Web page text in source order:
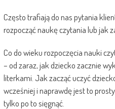
Często trafiają do nas pytania
rozpocząć naukę czytania lub jak
Co do wieku rozpoczęcia nauki
– od zaraz, jak dziecko zacznie
literkami. Jak zacząć uczyć
wcześniej i naprawdę jest to
tylko po to sięgnąć.